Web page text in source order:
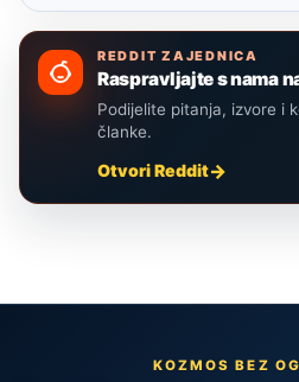
REDDIT ZAJEDNICA
Raspravljajte s nama
Podijelite pitanja, izvore i
članke.
Otvori Reddit
KOZMOS BEZ